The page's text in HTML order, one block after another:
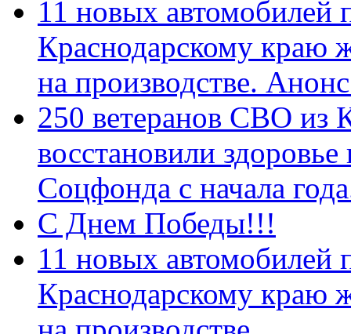
11 новых автомобилей
Краснодарскому краю
на производстве.
250 ветеранов СВО из
восстановили
Соцфонда с начала
С Днем Победы!!!
11 новых автомобилей
Краснодарскому краю